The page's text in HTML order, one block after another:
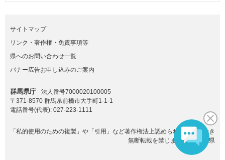
サイトマップ
リンク・著作権・免責事項等
県へのお問い合わせ一覧
バナー広告お申し込みのご案内
群馬県庁
法人番号7000020100005
〒371-8570 群馬県前橋市大手町1-1-1
電話番号(代表): 027-223-1111
「私的使用のための複製」や「引用」など著作権法上認められた場合を除き
無断転載を禁じます。(C)群馬県